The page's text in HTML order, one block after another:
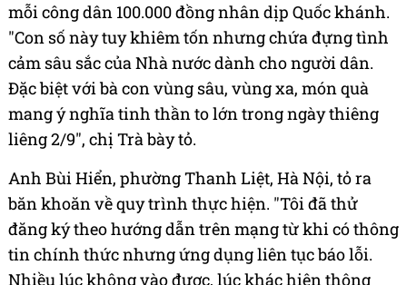
mỗi công dân 100.000 đồng nhân dịp Quốc khánh.
"Con số này tuy khiêm tốn nhưng chứa đựng tình
cảm sâu sắc của Nhà nước dành cho người dân.
Đặc biệt với bà con vùng sâu, vùng xa, món quà
mang ý nghĩa tinh thần to lớn trong ngày thiêng
liêng 2/9", chị Trà bày tỏ.
Anh Bùi Hiển, phường Thanh Liệt, Hà Nội, tỏ ra
băn khoăn về quy trình thực hiện. "Tôi đã thử
đăng ký theo hướng dẫn trên mạng từ khi có thông
tin chính thức nhưng ứng dụng liên tục báo lỗi.
Nhiều lúc không vào được, lúc khác hiện thông